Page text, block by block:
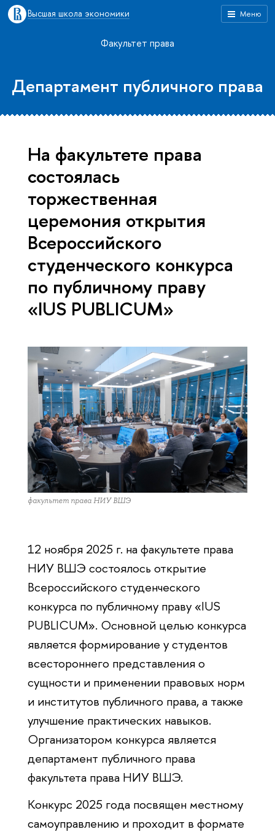
Меню
Высшая школа экономики
Факультет права
Департамент публичного права
На факультете права
состоялась
торжественная
церемония открытия
Всероссийского
студенческого конкурса
по публичному праву
«IUS PUBLICUM»
факультет права НИУ ВШЭ
12 ноября 2025 г. на факультете права
НИУ ВШЭ состоялось открытие
Всероссийского студенческого
конкурса по публичному праву «IUS
PUBLICUM». Основной целью конкурса
является формирование у студентов
всестороннего представления о
сущности и применении правовых норм
и институтов публичного права, а также
улучшение практических навыков.
Организатором конкурса является
департамент публичного права
факультета права НИУ ВШЭ.
Конкурс 2025 года посвящен местному
самоуправлению и проходит в формате